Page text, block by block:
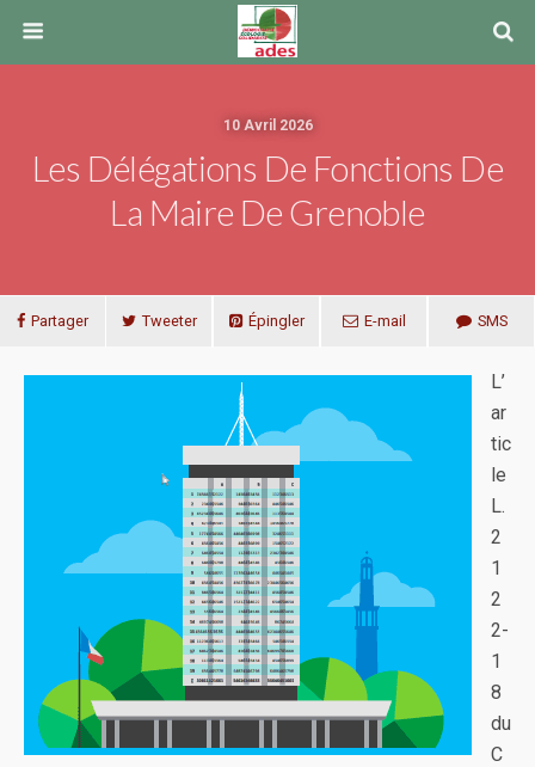
10 Avril 2026
Les Délégations De Fonctions De
La Maire De Grenoble
Partager Tweeter Épingler E-mail SMS
L’
ar
tic
le
L.
2
1
2
2-
1
8
du
C